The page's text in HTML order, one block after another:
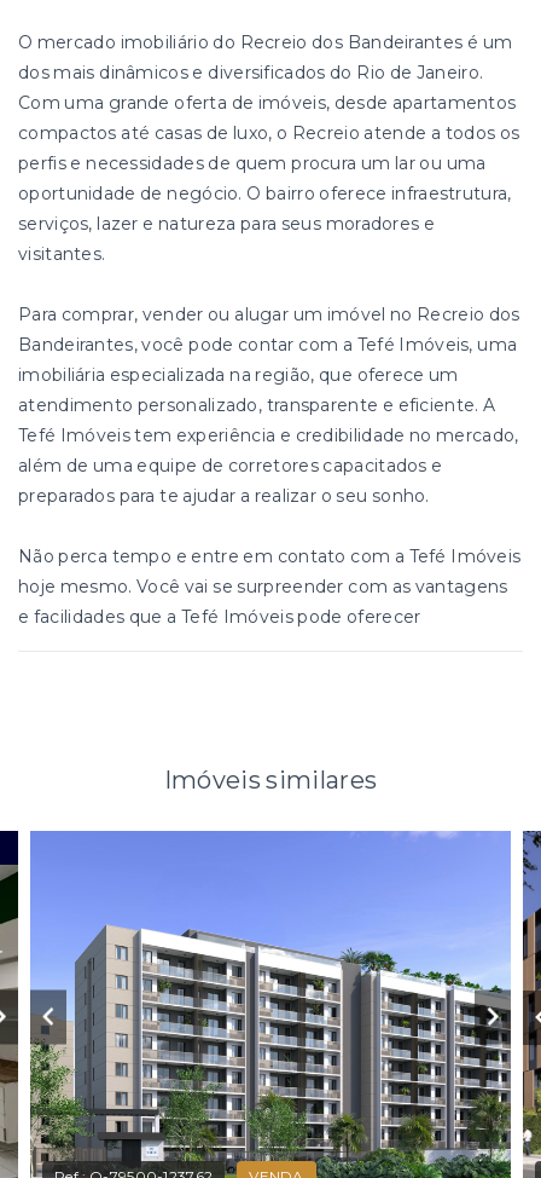
O mercado imobiliário do Recreio dos Bandeirantes é um
dos mais dinâmicos e diversificados do Rio de Janeiro.
Com uma grande oferta de imóveis, desde apartamentos
compactos até casas de luxo, o Recreio atende a todos os
perfis e necessidades de quem procura um lar ou uma
oportunidade de negócio. O bairro oferece infraestrutura,
serviços, lazer e natureza para seus moradores e
visitantes.
Para comprar, vender ou alugar um imóvel no Recreio dos
Bandeirantes, você pode contar com a Tefé Imóveis, uma
imobiliária especializada na região, que oferece um
atendimento personalizado, transparente e eficiente. A
Tefé Imóveis tem experiência e credibilidade no mercado,
além de uma equipe de corretores capacitados e
preparados para te ajudar a realizar o seu sonho.
Não perca tempo e entre em contato com a Tefé Imóveis
hoje mesmo. Você vai se surpreender com as vantagens
e facilidades que a Tefé Imóveis pode oferecer
Imóveis similares